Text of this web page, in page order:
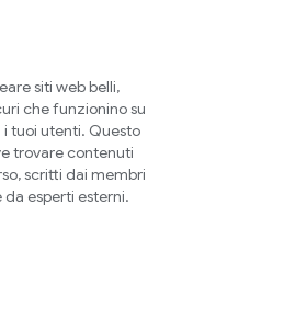
siti web belli,
che funzionino su
tuoi utenti. Questo
trovare contenuti
scritti dai membri
esperti esterni.